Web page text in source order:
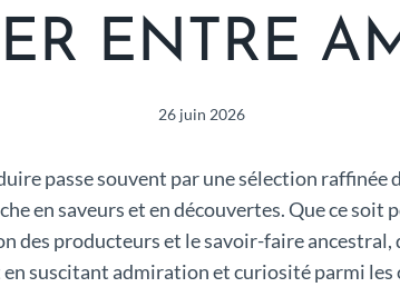
ENTRE
26 juin 2026
passe souvent par une sélection
en saveurs et en découvertes. Que ce
des producteurs et le savoir-faire
suscitant admiration et curiosité parmi les